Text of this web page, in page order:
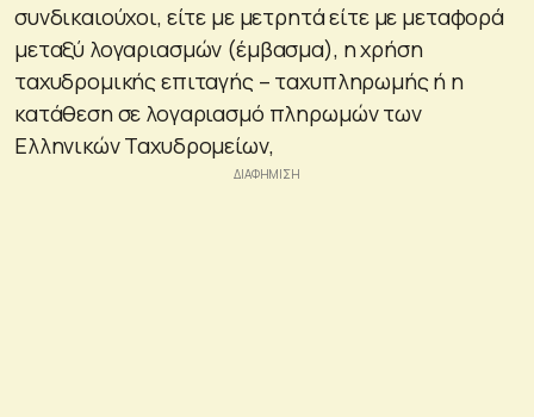
συνδικαιούχοι, είτε με μετρητά είτε με μεταφορά
μεταξύ λογαριασμών (έμβασμα), η χρήση
ταχυδρομικής επιταγής – ταχυπληρωμής ή η
κατάθεση σε λογαριασμό πληρωμών των
Ελληνικών Ταχυδρομείων,